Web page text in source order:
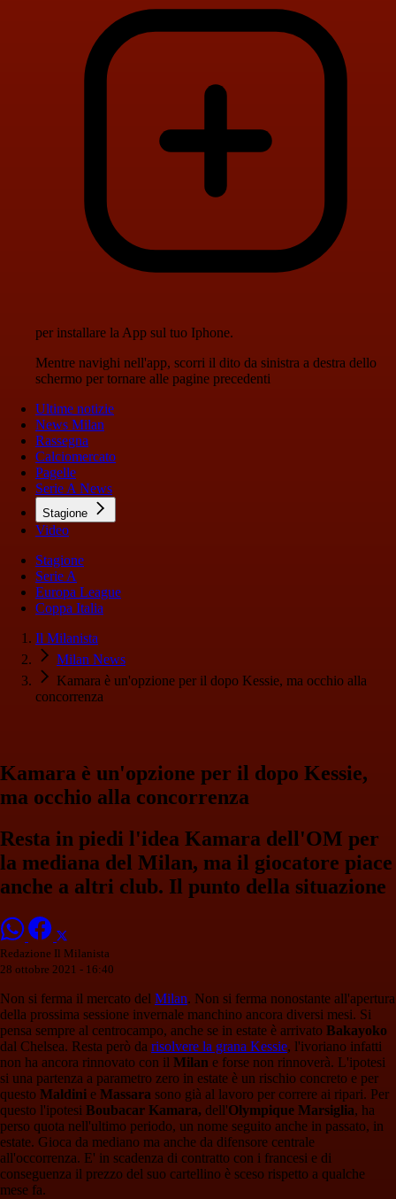
per installare la App sul tuo Iphone.
Mentre navighi nell'app, scorri il dito da sinistra a destra dello
schermo per tornare alle pagine precedenti
Ultime notizie
News Milan
Rassegna
Calciomercato
Pagelle
Serie A News
Stagione
Video
Stagione
Serie A
Europa League
Coppa Italia
Il Milanista
Milan News
Kamara è un'opzione per il dopo Kessie, ma occhio alla
concorrenza
Kamara è un'opzione per il dopo Kessie,
ma occhio alla concorrenza
Resta in piedi l'idea Kamara dell'OM per
la mediana del Milan, ma il giocatore piace
anche a altri club. Il punto della situazione
Redazione Il Milanista
28 ottobre 2021 - 16:40
Non si ferma il mercato del Milan. Non si ferma nonostante all'apertura
della prossima sessione invernale manchino ancora diversi mesi. Si
pensa sempre al centrocampo, anche se in estate è arrivato Bakayoko
dal Chelsea. Resta però da risolvere la grana Kessie, l'ivoriano infatti
non ha ancora rinnovato con il Milan e forse non rinnoverà. L'ipotesi
si una partenza a parametro zero in estate è un rischio concreto e per
questo Maldini e Massara sono già al lavoro per correre ai ripari. Per
questo l'ipotesi Boubacar Kamara, dell'Olympique Marsiglia, ha
perso quota nell'ultimo periodo, un nome seguito anche in passato, in
estate. Gioca da mediano ma anche da difensore centrale
all'occorrenza. E' in scadenza di contratto con i francesi e di
conseguenza il prezzo del suo cartellino è sceso rispetto a qualche
mese fa.